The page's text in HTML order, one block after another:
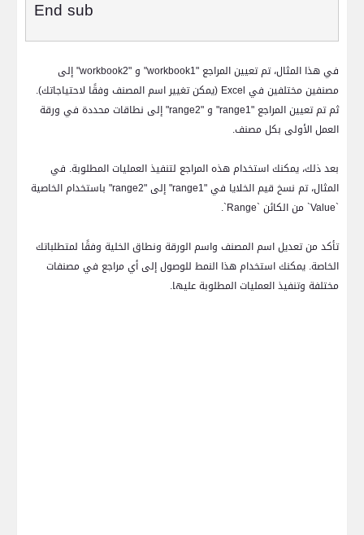
End sub
في هذا المثال، تم تعيين المراجع "workbook1" و "workbook2" إلى
مصنفين مختلفين في Excel (يمكن تغيير اسم المصنف وفقًا لاحتياجاتك).
ثم تم تعيين المراجع "range1" و "range2" إلى نطاقات محددة في ورقة
العمل الأولى بكل مصنف.
بعد ذلك، يمكنك استخدام هذه المراجع لتنفيذ العمليات المطلوبة. في
المثال، تم نسخ قيم الخلايا في "range1" إلى "range2" باستخدام الخاصية
`
Value` من الكائن `Range
`.
تأكد من تعديل اسم المصنف واسم الورقة ونطاق الخلية وفقًا لمتطلباتك
الخاصة. يمكنك استخدام هذا النمط للوصول إلى أي مراجع في مصنفات
مختلفة وتنفيذ العمليات المطلوبة عليها.